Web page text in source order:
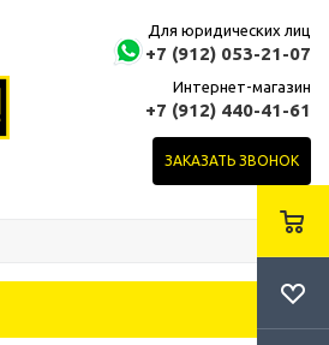
Для юридических лиц
+7 (912) 053-21-07
Интернет-магазин
+7 (912) 440-41-61
ЗАКАЗАТЬ ЗВОНОК